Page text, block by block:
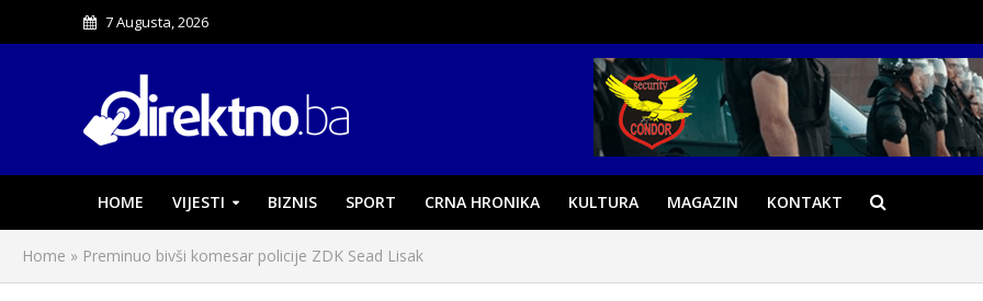
7 Augusta, 2026
HOME VIJESTI BIZNIS SPORT CRNA HRONIKA KULTURA MAGAZIN KONTAKT
Home » Preminuo bivši komesar policije ZDK Sead Lisak